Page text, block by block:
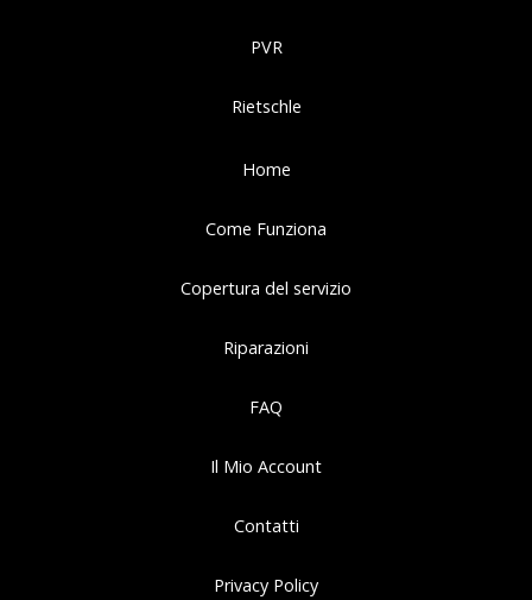
PVR
Rietschle
Home
Come Funziona
Copertura del servizio
Riparazioni
FAQ
Il Mio Account
Contatti
Privacy Policy